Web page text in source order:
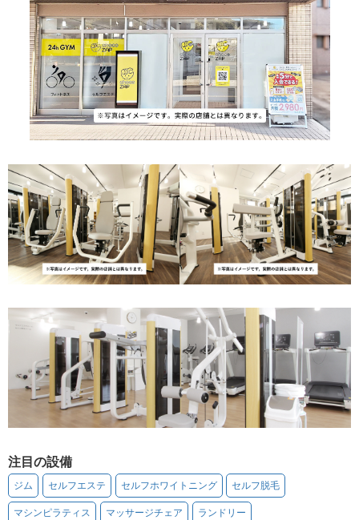
注目の設備
ジム セルフエステ セルフホワイトニング セルフ脱毛
マシンピラティス マッサージチェア ランドリー